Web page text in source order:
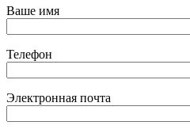
Ваше имя
Телефон
Электронная почта